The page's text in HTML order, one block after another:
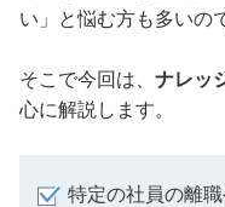
い」と悩む方も多いの
そこで今回は、 ナレッ
心に解説します。
特定の社員の離